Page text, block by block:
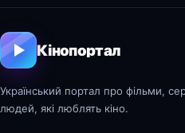
Кінопортал
Український портал про фільми,
людей, які люблять кіно.